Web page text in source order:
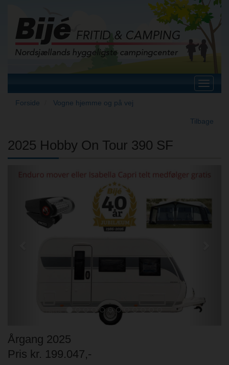
Toggle
Forside
Vogne hjemme og på vej
Tilbage
2025 Hobby On Tour 390 SF
Previous
Årgang 2025
Pris kr. 199.047,-